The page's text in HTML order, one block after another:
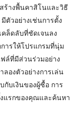
สร้างพื้นคาสิโนและวิธี
ตัวอย่างเช่นการตั้ง
คล็ดลับที่ชัดเจนลง
ารให้โปรแกรมที่นุ่ม
ล์ที่มีส่วนร่วมอย่าง
องตัวอย่างการเล่น
กับเงินของผู้ซื้อ การ
งแรกของคุณและค้นหา